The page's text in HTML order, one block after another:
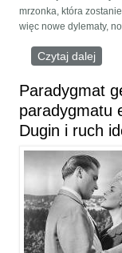
mrzonka, która
więc nowe dylematy,
Czytaj dalej
Paradygmat
paradygmatu
Dugin i ruch